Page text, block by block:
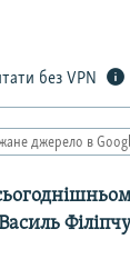
без VPN
джерело в